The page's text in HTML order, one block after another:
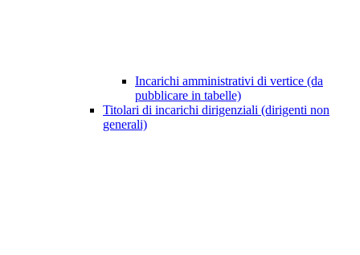
Incarichi amministrativi di vertice (da
pubblicare in tabelle)
Titolari di incarichi dirigenziali (dirigenti non
generali)